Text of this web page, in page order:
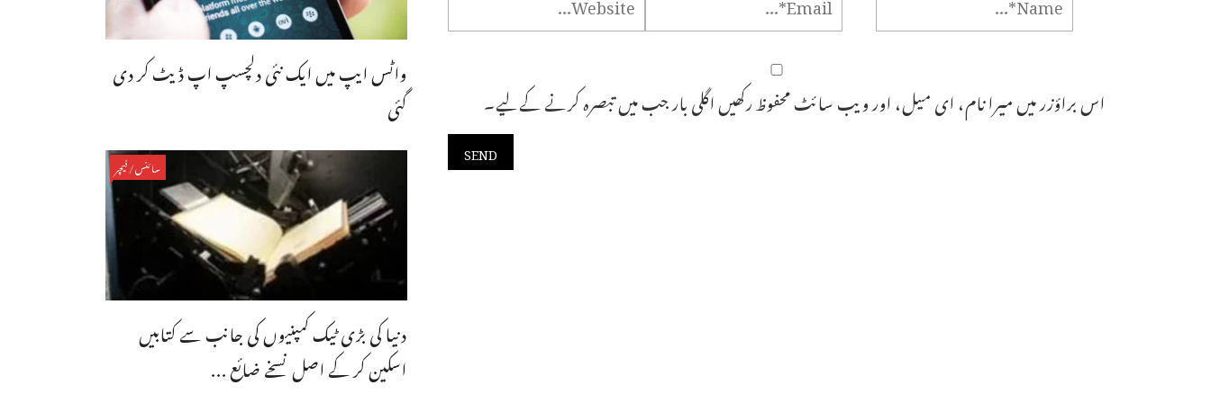
اس براؤزر میں میرا نام، ای میل، اور ویب سائٹ محفوظ رکھیں اگلی بار جب میں تبصرہ کرنے کےلیے۔
واٹس ایپ میں ایک نئی دلچسپ اپ ڈیٹ کر دی
گئی
سائنس/فیچر
دنیا کی بڑی ٹیک کمپنیوں کی جانب سے کتابیں
اسکین کر کے اصل نسخے ضائع ...